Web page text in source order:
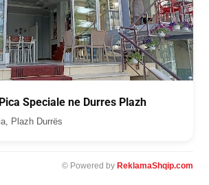
Speciale ne Durres Plazh
Plazh Durrës
© Powered by ReklamaShqip.com